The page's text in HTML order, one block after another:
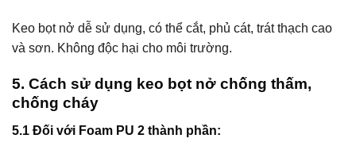
Keo bọt nở dễ sử dụng, có thể cắt, phủ cát, trát thạch cao
và sơn. Không độc hại cho môi trường.
5. Cách sử dụng keo bọt nở chống thấm,
chống cháy
5.1 Đối với Foam PU 2 thành phần: